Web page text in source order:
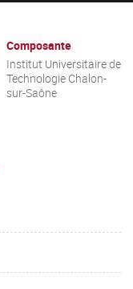
Composante
Institut Universitaire de
Technologie Chalon-
sur-Saône